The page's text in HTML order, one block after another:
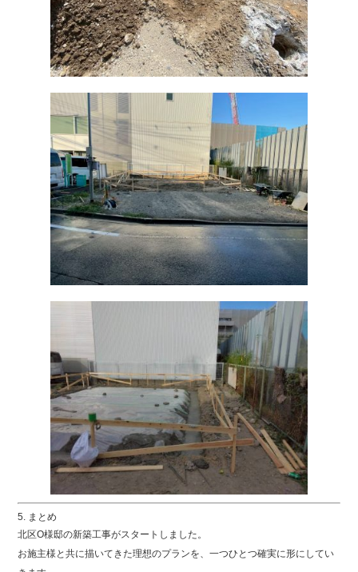
5. まとめ
北区O様邸の新築工事がスタートしました。
お施主様と共に描いてきた理想のプランを、一つひとつ確実に形にしてい